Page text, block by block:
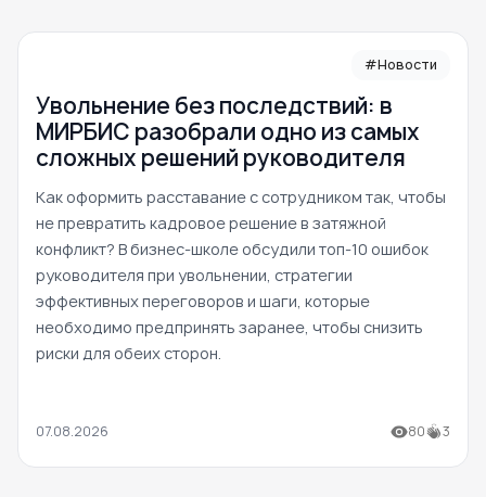
#Новости
Увольнение без последствий: в
МИРБИС разобрали одно из самых
сложных решений руководителя
Как оформить расставание с сотрудником так, чтобы
не превратить кадровое решение в затяжной
конфликт? В бизнес-школе обсудили топ-10 ошибок
руководителя при увольнении, стратегии
эффективных переговоров и шаги, которые
необходимо предпринять заранее, чтобы снизить
риски для обеих сторон.
07.08.2026 80 3